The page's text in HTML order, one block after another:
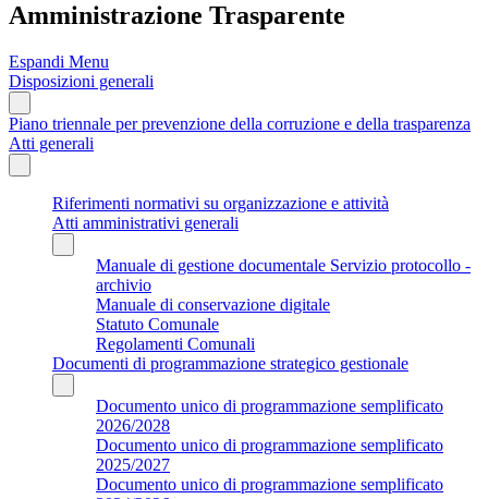
Amministrazione Trasparente
Espandi Menu
Disposizioni generali
Piano triennale per prevenzione della corruzione e della trasparenza
Atti generali
Riferimenti normativi su organizzazione e attività
Atti amministrativi generali
Manuale di gestione documentale Servizio protocollo -
archivio
Manuale di conservazione digitale
Statuto Comunale
Regolamenti Comunali
Documenti di programmazione strategico gestionale
Documento unico di programmazione semplificato
2026/2028
Documento unico di programmazione semplificato
2025/2027
Documento unico di programmazione semplificato